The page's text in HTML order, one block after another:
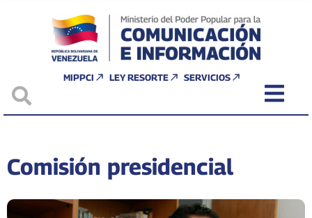
MIPPCI LEY RESORTE SERVICIOS
Comisión presidencial